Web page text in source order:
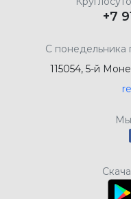
+7
С понедельника
115054, 5-й
Мы